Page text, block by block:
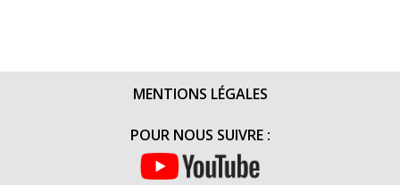
MENTIONS LÉGALES
POUR NOUS SUIVRE :